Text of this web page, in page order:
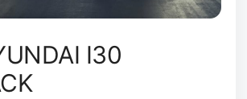
I30